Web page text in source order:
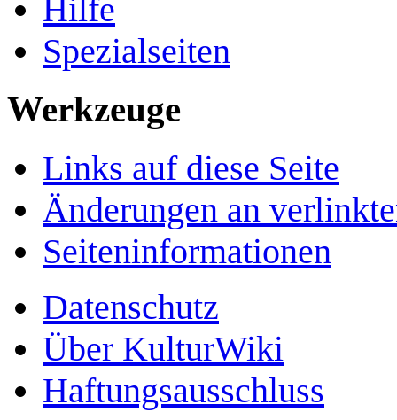
Hilfe
Spezialseiten
Werkzeuge
Links auf diese Seite
Änderungen an
Seiten­­informationen
Datenschutz
Über KulturWiki
Haftungsausschluss